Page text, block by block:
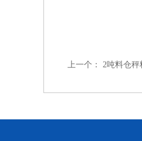
上一个： 2吨料仓